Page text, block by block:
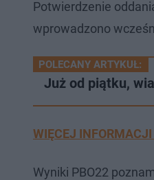
Potwierdzenie
wprowadzono
POLECANY ARTYKUŁ:
Już od piątku,
WIĘCEJ
Wyniki PBO22